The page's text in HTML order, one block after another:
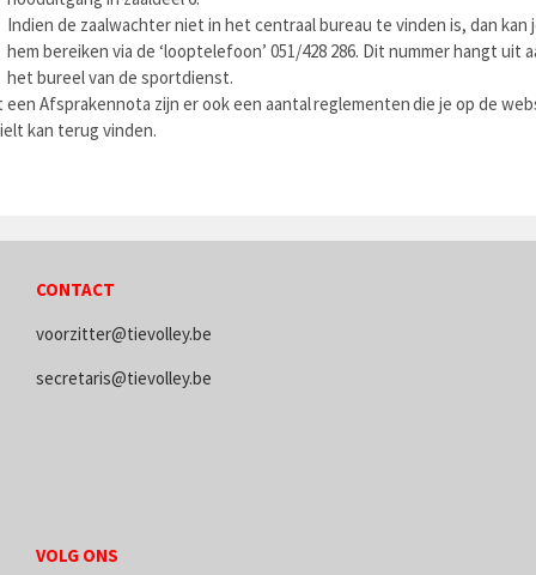
Indien de zaalwachter niet in het centraal bureau te vinden is, dan kan
hem bereiken via de ‘looptelefoon’ 051/428 286. Dit nummer hangt uit
het bureel van de sportdienst.
een Afsprakennota zijn er ook een aantalreglementendie je op de
kan terug vinden.
CONTACT
voorzitter@tievolley.be
secretaris@tievolley.be
VOLG ONS